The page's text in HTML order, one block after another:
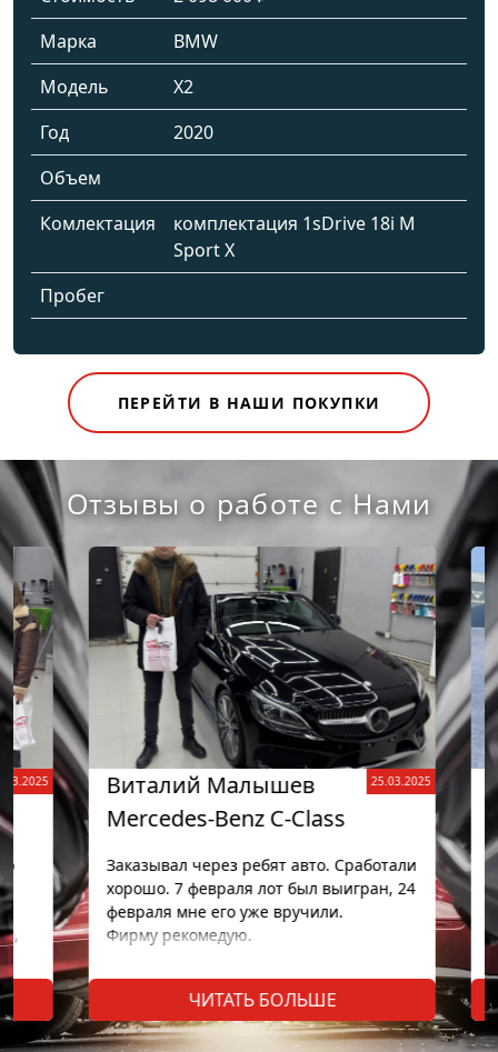
Марка
BMW
Модель
X2
Год
2020
Объем
Комлектация
комплектация 1sDrive 18i M
Sport X
Пробег
ПЕРЕЙТИ В НАШИ ПОКУПКИ
Отзывы о работе с Нами
25.03.2025
Виталий Малышев
Mercedes-Benz C-Class
Заказывал через ребят авто. Сработали
хорошо. 7 февраля лот был выигран, 24
февраля мне его уже вручили.
Фирму рекомедую.
ЧИТАТЬ БОЛЬШЕ
В